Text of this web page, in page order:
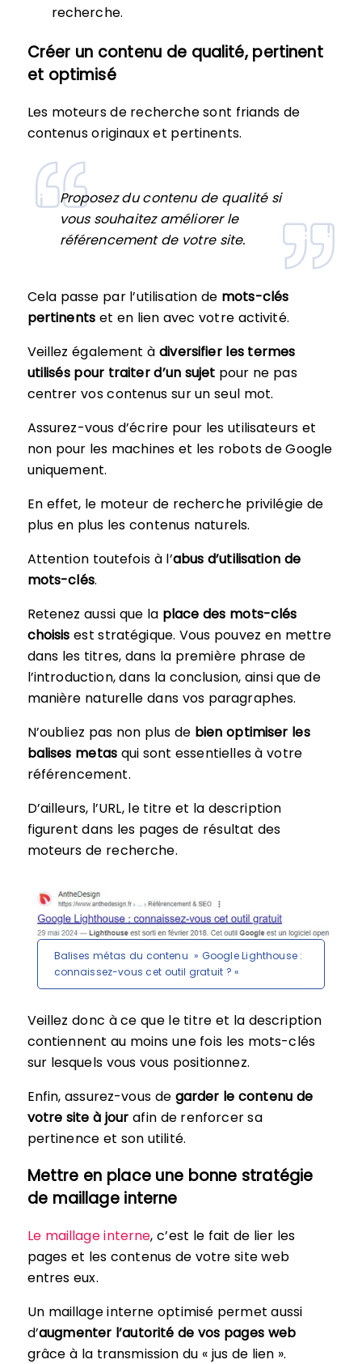
recherche.
Créer un contenu de qualité, pertinent
et optimisé
Les moteurs de recherche sont friands de
contenus originaux et pertinents.
Proposez du contenu de qualité si
vous souhaitez améliorer le
référencement de votre site.
Cela passe par l’utilisation de mots-clés
pertinents et en lien avec votre activité.
Veillez également àdiversifier les termes
utilisés pour traiter d’un sujet pour ne pas
centrer vos contenus sur un seul mot.
Assurez-vous d’écrire pour les utilisateurs et
non pour les machines et les robots de Google
uniquement.
En effet, le moteur de recherche privilégie de
plus en plus les contenus naturels.
Attention toutefois à l’abus d’utilisation de
mots-clés.
Retenez aussi que la place des mots-clés
choisisest stratégique. Vous pouvez en mettre
dans les titres, dans la première phrase de
l’introduction, dans la conclusion, ainsi que de
manière naturelle dans vos paragraphes.
N’oubliez pas non plus de bien optimiser les
balises metas qui sont essentielles à votre
référencement.
D’ailleurs, l’URL, le titre et la description
figurent dans les pages de résultat des
moteurs de recherche.
Balises métas du contenu » Google Lighthouse :
connaissez-vous cet outil gratuit ? «
Veillez donc à ce que le titre et la description
contiennent au moins une fois les mots-clés
sur lesquels vous vous positionnez.
Enfin, assurez-vous de garder le contenu de
votre site à jourafin de renforcer sa
pertinence et son utilité.
Mettre en place une bonne stratégie
de maillage interne
Le maillage interne, c’est le fait de lier les
pages et les contenus de votre site web
entres eux.
Un maillage interne optimisé permet aussi
d’augmenter l’autorité de vos pages web
grâce à la transmission du « jus de lien ».